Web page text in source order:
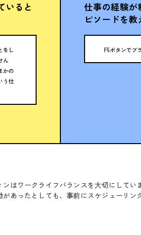
いると
をし
ん
かの
う仕
仕事の経験が
ピソードを教
F5ボタンでブ
ンはワークライフバランスを大切にして
があったとしても、事前にスケジューリ